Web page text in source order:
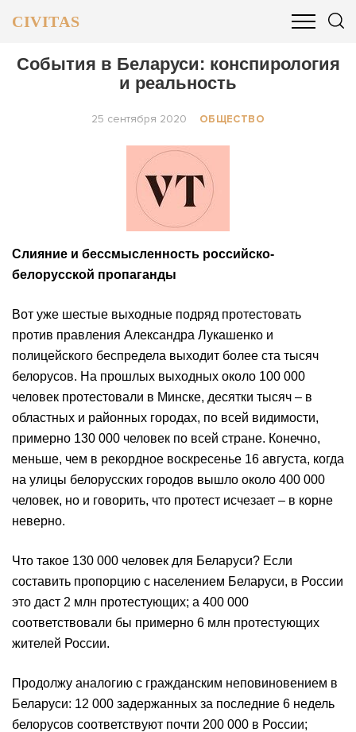
CIVITAS
ОБЩЕСТВО БИЗНЕС И ФИНАНСЫ
События в Беларуси: конспирология
и реальность
25 сентября 2020 ОБЩЕСТВО
Слияние и бессмысленность российско-
белорусской пропаганды
Вот уже шестые выходные подряд протестовать
против правления Александра Лукашенко и
полицейского беспредела выходит более ста тысяч
белорусов. На прошлых выходных около 100 000
человек протестовали в Минске, десятки тысяч – в
областных и районных городах, по всей видимости,
примерно 130 000 человек по всей стране. Конечно,
меньше, чем в рекордное воскресенье 16 августа, когда
на улицы белорусских городов вышло около 400 000
человек, но и говорить, что протест исчезает – в корне
неверно.
Что такое 130 000 человек для Беларуси? Если
составить пропорцию с населением Беларуси, в России
это даст 2 млн протестующих; а 400 000
соответствовали бы примерно 6 млн протестующих
жителей России.
Продолжу аналогию с гражданским неповиновением в
Беларуси: 12 000 задержанных за последние 6 недель
белорусов соответствуют почти 200 000 в России;